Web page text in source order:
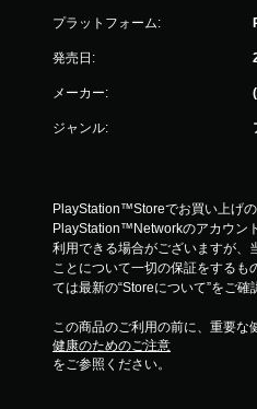
プラットフォーム:
発売日:
メーカー:
ジャンル:
PlayStation™Storeでお買い上げ
PlayStation™Networkのアカウン
利用できる場合がございますが、
ことについて一切の保証をするも
ては最新の“Storeについて”をご確
この商品のご利用の前に、重要な
健康のためのご注意
をご参照ください。